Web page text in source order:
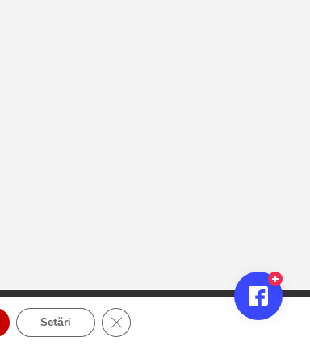
Setări Close GDPR Cookie Banner